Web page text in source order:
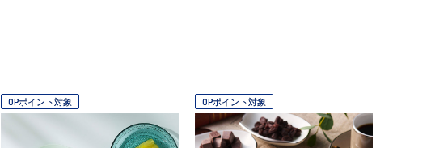
OPポイント対象 OPポイント対象